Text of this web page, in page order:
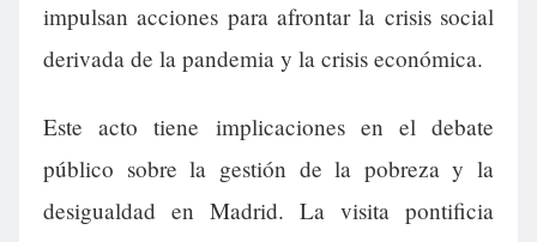
impulsan acciones para afrontar la crisis social
derivada de la pandemia y la crisis económica.
Este acto tiene implicaciones en el debate
público sobre la gestión de la pobreza y la
desigualdad en Madrid. La visita pontificia